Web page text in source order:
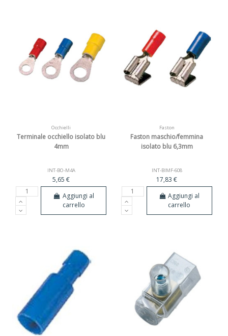
Occhielli
Terminale occhiello isolato blu
4mm
INT-BO-M4A
5,65 €
Aggiungi al
carrello
Faston
Faston maschio/femmina
isolato blu 6,3mm
INT-BIMF-608
17,83 €
Aggiungi al
carrello